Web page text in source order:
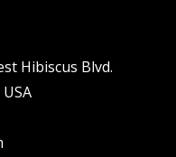
Hibiscus Blvd.